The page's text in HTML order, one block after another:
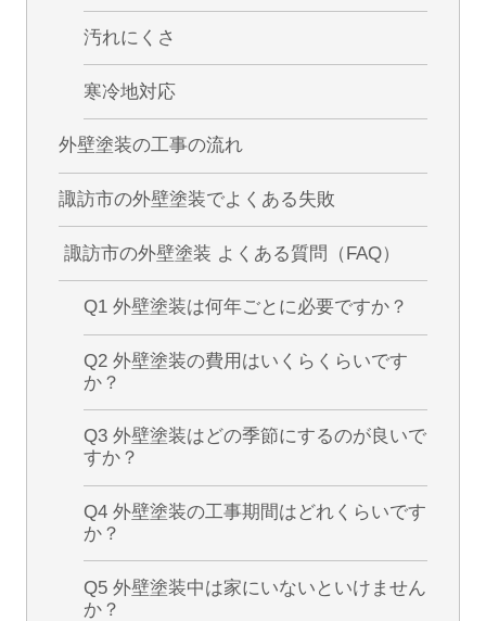
汚れにくさ
寒冷地対応
外壁塗装の工事の流れ
諏訪市の外壁塗装でよくある失敗
諏訪市の外壁塗装 よくある質問（FAQ）
Q1 外壁塗装は何年ごとに必要ですか？
Q2 外壁塗装の費用はいくらくらいです
か？
Q3 外壁塗装はどの季節にするのが良いで
すか？
Q4 外壁塗装の工事期間はどれくらいです
か？
Q5 外壁塗装中は家にいないといけません
か？